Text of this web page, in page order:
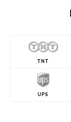
TNT
UPS